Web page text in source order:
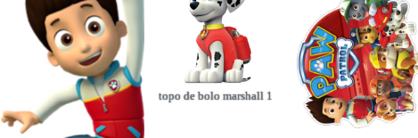
topo de bolo marshall 1